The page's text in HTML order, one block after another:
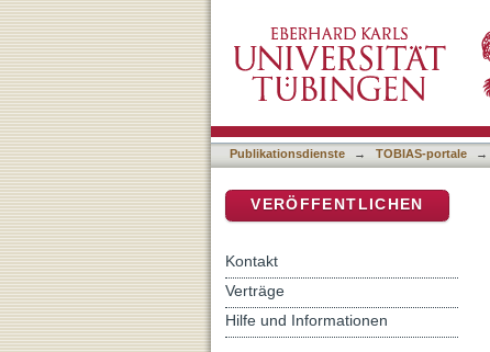
Publikationsdienste → TOBIAS-portale →
VERÖFFENTLICHEN
Kontakt
Verträge
Hilfe und Informationen